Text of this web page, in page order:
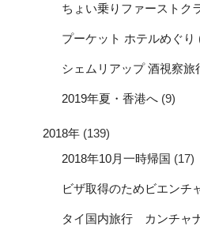
ちょい乗りファーストク
プーケット ホテルめぐり
シェムリアップ 酒視察旅
2019年夏・香港へ (9)
2018年 (139)
2018年10月一時帰国 (17)
ビザ取得のためビエンチ
タイ国内旅行 カンチャ